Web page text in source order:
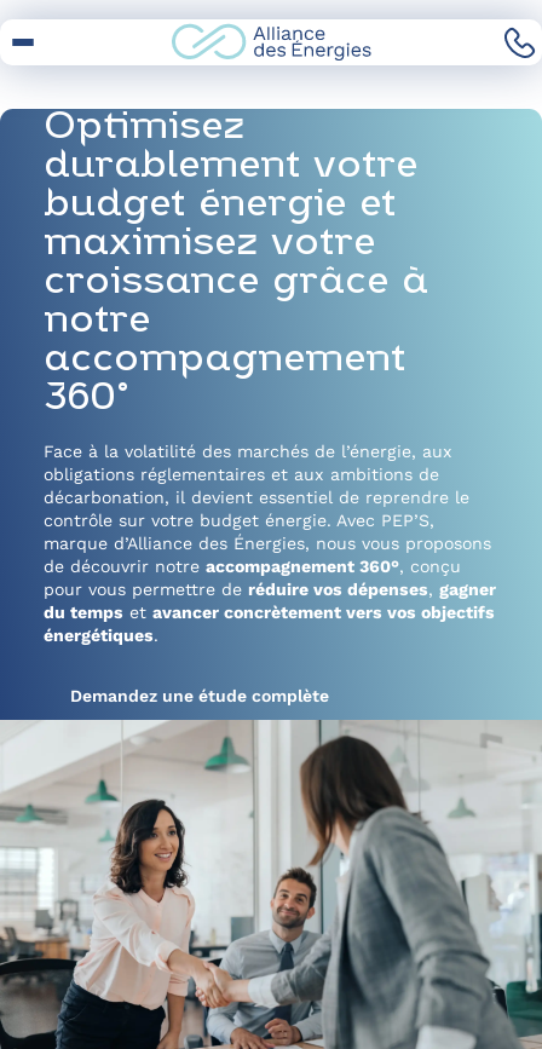
to
Optimisez
durablement votre
budget énergie et
maximisez votre
croissance grâce à
notre
accompagnement
360°
Face à la volatilité des marchés de l’énergie, aux
obligations réglementaires et aux ambitions de
décarbonation, il devient essentiel de reprendre le
contrôle sur votre budget énergie. Avec PEP’S,
marque d’Alliance des Énergies, nous vous proposons
de découvrir notre accompagnement 360°, conçu
pour vous permettre de réduire vos dépenses, gagner
du temps et avancer concrètement vers vos objectifs
énergétiques.
Demandez une étude complète